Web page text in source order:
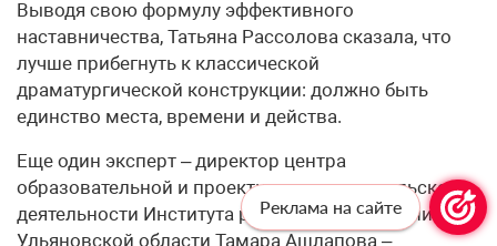
Выводя свою формулу эффективного
наставничества, Татьяна Рассолова сказала, что
лучше прибегнуть к классической
драматургической конструкции: должно быть
единство места, времени и действа.
Еще один эксперт – директор центра
образовательной и проектно-исследовательской
деятельности Института развития образования
Ульяновской области Тамара Ашлапова –
Реклама на сайте